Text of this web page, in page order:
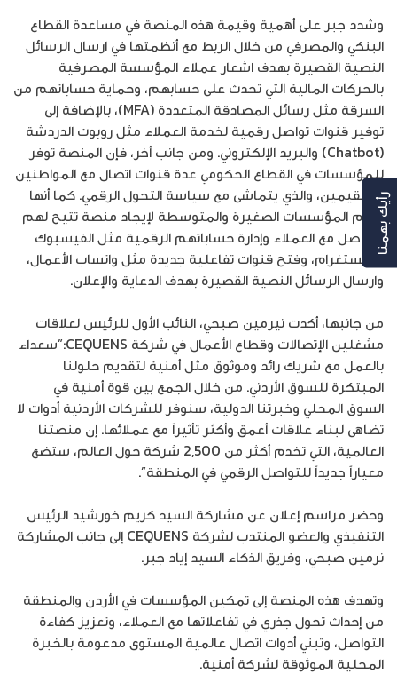
وشدد جبر على أهمية وقيمة هذه المنصة في مساعدة القطاع
البنكي والمصرفي من خلال الربط مع أنظمتها في ارسال الرسائل
النصية القصيرة بهدف اشعار عملاء المؤسسة المصرفية
بالحركات المالية التي تحدث على حسابهم، وحماية حساباتهم من
السرقة مثل رسائل المصادقة المتعددة (MFA)، بالإضافة إلى
توفير قنوات تواصل رقمية لخدمة العملاء مثل روبوت الدردشة
(Chatbot) والبريد الإلكتروني. ومن جانب أخر، فإن المنصة توفر
للمؤسسات في القطاع الحكومي عدة قنوات اتصال مع المواطنين
والمقيمين، والذي يتماشى مع سياسة التحول الرقمي. كما أنها
تخدم المؤسسات الصغيرة والمتوسطة لإيجاد منصة تتيح لهم
التواصل مع العملاء وإدارة حساباتهم الرقمية مثل الفيسبوك
والإنستغرام، وفتح قنوات تفاعلية جديدة مثل واتساب الأعمال،
وارسال الرسائل النصية القصيرة بهدف الدعاية والإعلان.
من جانبها، أكدت نيرمين صبحي، النائب الأول للرئيس لعلاقات
مشغلين الإتصالات وقطاع الأعمال في شركة CEQUENS:”سعداء
بالعمل مع شريك رائد وموثوق مثل أمنية لتقديم حلولنا
المبتكرة للسوق الأردني. من خلال الجمع بين قوة أمنية في
السوق المحلي وخبرتنا الدولية، سنوفر للشركات الأردنية أدوات لا
تضاهى لبناء علاقات أعمق وأكثر تأثيراً مع عملائها. إن منصتنا
العالمية، التي تخدم أكثر من 2,500 شركة حول العالم، ستضع
معياراً جديداً للتواصل الرقمي في المنطقة”.
وحضر مراسم إعلان عن مشاركة السيد كريم خورشيد الرئيس
التنفيذي والعضو المنتدب لشركة CEQUENS إلى جانب المشاركة
نرمين صبحي، وفريق الذكاء السيد إياد جبر.
وتهدف هذه المنصة إلى تمكين المؤسسات في الأردن والمنطقة
من إحداث تحول جذري في تفاعلاتها مع العملاء، وتعزيز كفاءة
التواصل، وتبني أدوات اتصال عالمية المستوى مدعومة بالخبرة
المحلية الموثوقة لشركة أمنية.
رأيك بهمنا